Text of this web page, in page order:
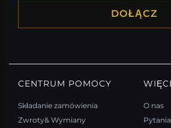
DOŁĄCZ
CENTRUM POMOCY
Składanie zamówienia
Zwroty& Wymiany
O nas